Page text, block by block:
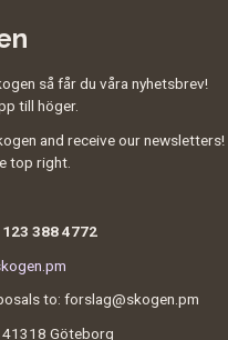
så får du våra nyhetsbrev!
till höger.
and receive our newsletters!
top right.
123 388 4772
to: forslag@skogen.pm
Göteborg